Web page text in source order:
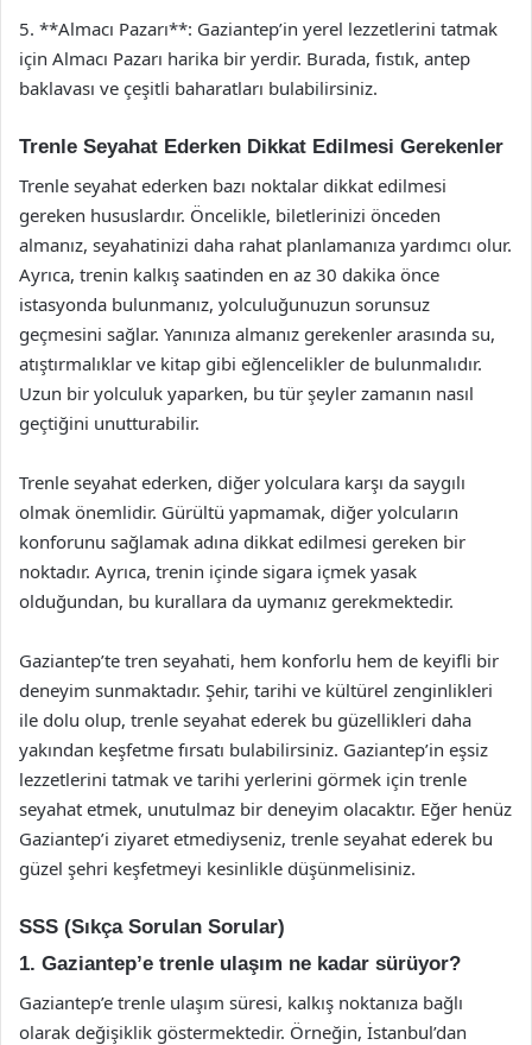
5. **Almacı Pazarı**: Gaziantep’in yerel lezzetlerini tatmak
için Almacı Pazarı harika bir yerdir. Burada, fıstık, antep
baklavası ve çeşitli baharatları bulabilirsiniz.
Trenle Seyahat Ederken Dikkat Edilmesi Gerekenler
Trenle seyahat ederken bazı noktalar dikkat edilmesi
gereken hususlardır. Öncelikle, biletlerinizi önceden
almanız, seyahatinizi daha rahat planlamanıza yardımcı olur.
Ayrıca, trenin kalkış saatinden en az 30 dakika önce
istasyonda bulunmanız, yolculuğunuzun sorunsuz
geçmesini sağlar. Yanınıza almanız gerekenler arasında su,
atıştırmalıklar ve kitap gibi eğlencelikler de bulunmalıdır.
Uzun bir yolculuk yaparken, bu tür şeyler zamanın nasıl
geçtiğini unutturabilir.
Trenle seyahat ederken, diğer yolculara karşı da saygılı
olmak önemlidir. Gürültü yapmamak, diğer yolcuların
konforunu sağlamak adına dikkat edilmesi gereken bir
noktadır. Ayrıca, trenin içinde sigara içmek yasak
olduğundan, bu kurallara da uymanız gerekmektedir.
Gaziantep’te tren seyahati, hem konforlu hem de keyifli bir
deneyim sunmaktadır. Şehir, tarihi ve kültürel zenginlikleri
ile dolu olup, trenle seyahat ederek bu güzellikleri daha
yakından keşfetme fırsatı bulabilirsiniz. Gaziantep’in eşsiz
lezzetlerini tatmak ve tarihi yerlerini görmek için trenle
seyahat etmek, unutulmaz bir deneyim olacaktır. Eğer henüz
Gaziantep’i ziyaret etmediyseniz, trenle seyahat ederek bu
güzel şehri keşfetmeyi kesinlikle düşünmelisiniz.
SSS (Sıkça Sorulan Sorular)
1. Gaziantep’e trenle ulaşım ne kadar sürüyor?
Gaziantep’e trenle ulaşım süresi, kalkış noktanıza bağlı
olarak değişiklik göstermektedir. Örneğin, İstanbul’dan